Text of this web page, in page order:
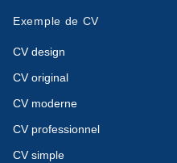
Exemple de CV
CV design
CV original
CV moderne
CV professionnel
CV simple